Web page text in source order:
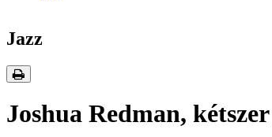
Jazz
Joshua Redman, kétszer